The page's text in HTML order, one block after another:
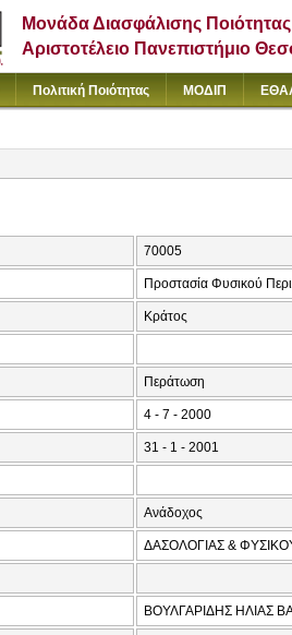
Μονάδα Διασφάλισης Ποιότητας
Αριστοτέλειο Πανεπιστήμιο
Πολιτική Ποιότητας ΜΟΔΙΠ
70005
Προστασία Φυσικού
Κράτος
Περάτωση
4 - 7 - 2000
31 - 1 - 2001
Ανάδοχος
ΔΑΣΟΛΟΓΙΑΣ &
ΒΟΥΛΓΑΡΙΔΗΣ ΗΛΙΑΣ